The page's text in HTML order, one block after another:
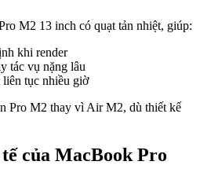
M2 13 inch có quạt tản nhiệt, giúp:
khi render
tác vụ nặng lâu
tục nhiều giờ
Pro M2 thay vì Air M2, dù thiết kế
của MacBook Pro